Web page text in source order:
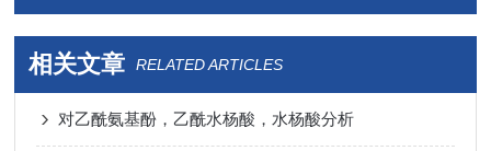
相关文章 RELATED ARTICLES
对乙酰氨基酚，乙酰水杨酸，水杨酸分析